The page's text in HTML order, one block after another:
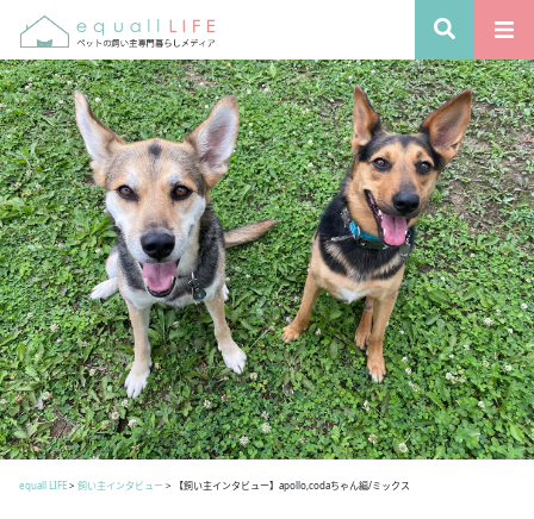
equall LIFE> 飼い主インタビュー > 【飼い主インタビュー】apollo,codaちゃん編/ミックス